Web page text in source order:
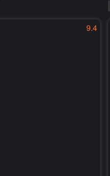
9.4